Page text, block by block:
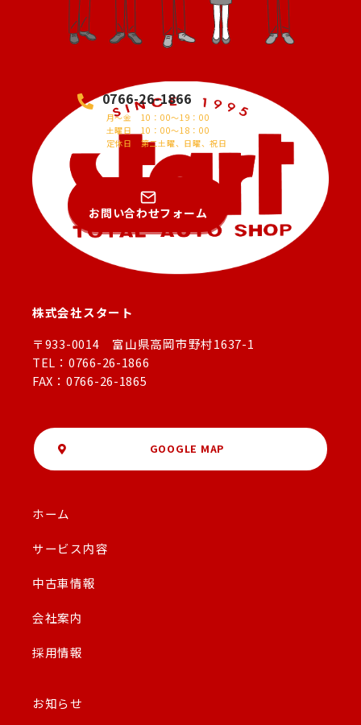
0766-26-1866
月～金 10：00～19：00
土曜日 10：00～18：00
定休日 第二土曜、日曜、祝日
お問い合わせフォーム
株式会社スタート
〒933-0014 富山県高岡市野村1637-1
TEL：0766-26-1866
FAX：0766-26-1865
GOOGLE MAP
ホーム
サービス内容
中古車情報
会社案内
採用情報
お知らせ